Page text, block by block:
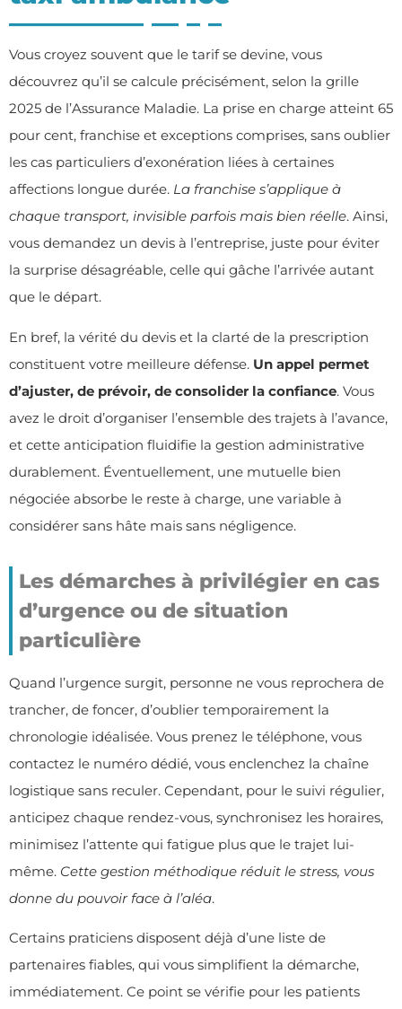
Vous croyez souvent que le tarif se devine, vous
découvrez qu’il se calcule précisément, selon la grille
2025 de l’Assurance Maladie. La prise en charge atteint 65
pour cent, franchise et exceptions comprises, sans oublier
les cas particuliers d’exonération liées à certaines
affections longue durée. La franchise s’applique à
chaque transport, invisible parfois mais bien réelle. Ainsi,
vous demandez un devis à l’entreprise, juste pour éviter
la surprise désagréable, celle qui gâche l’arrivée autant
que le départ.
En bref, la vérité du devis et la clarté de la prescription
constituent votre meilleure défense. Un appel permet
d’ajuster, de prévoir, de consolider la confiance. Vous
avez le droit d’organiser l’ensemble des trajets à l’avance,
et cette anticipation fluidifie la gestion administrative
durablement. Éventuellement, une mutuelle bien
négociée absorbe le reste à charge, une variable à
considérer sans hâte mais sans négligence.
Les démarches à privilégier en cas
d’urgence ou de situation
particulière
Quand l’urgence surgit, personne ne vous reprochera de
trancher, de foncer, d’oublier temporairement la
chronologie idéalisée. Vous prenez le téléphone, vous
contactez le numéro dédié, vous enclenchez la chaîne
logistique sans reculer. Cependant, pour le suivi régulier,
anticipez chaque rendez-vous, synchronisez les horaires,
minimisez l’attente qui fatigue plus que le trajet lui-
même. Cette gestion méthodique réduit le stress, vous
donne du pouvoir face à l’aléa.
Certains praticiens disposent déjà d’une liste de
partenaires fiables, qui vous simplifient la démarche,
immédiatement. Ce point se vérifie pour les patients